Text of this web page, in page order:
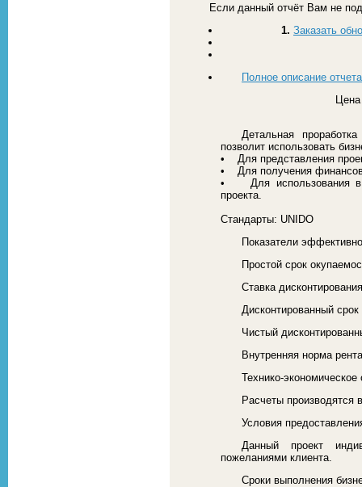
Если данный отчёт Вам не
1. Заказать
Полное описание отчета
Детальная
позволит использовать
• Для представления
• Для получения
• Для использования в
проекта.
Стандарты: UNIDO
Показатели
Простой срок
Ставка
Дисконтированный
Чистый
Внутренняя норма
Технико-экономическое
Расчеты
Условия
Данный проект
пожеланиями клиента.
Сроки выполнения